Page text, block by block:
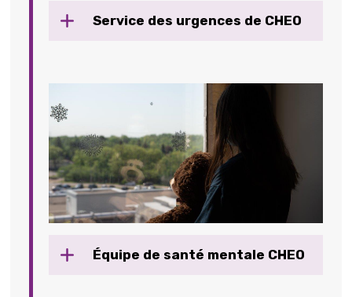
Service des urgences de CHEO
Équipe de santé mentale CHEO